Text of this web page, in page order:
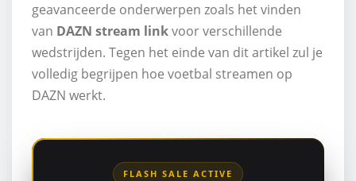
geavanceerde onderwerpen zoals het vinden
van DAZN stream linkvoor verschillende
wedstrijden. Tegen het einde van dit artikel zul je
volledig begrijpen hoe voetbal streamen op
DAZN werkt.
FLASH SALE ACTIVE